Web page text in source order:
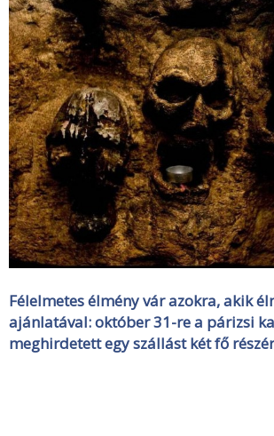
Félelmetes élmény vár azokra, akik
ajánlatával: október 31-re a párizsi
meghirdetett egy szállást két fő